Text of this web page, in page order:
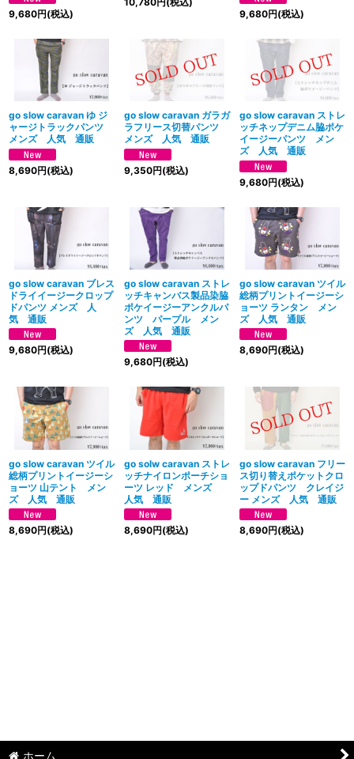
9,680円(税込) 9,680円(税込)
go slow caravan ゆ ジ
ャージトラックパンツ
メンズ 人気 通販
8,690円(税込)
go slow caravan ガラガ
ラフリース切替パンツ
メンズ 人気 通販
9,350円(税込)
go slow caravan ストレ
ッチネップデニム脇ポケ
イージーパンツ メン
ズ 人気 通販
9,680円(税込)
go slow caravan ブレス
ドライイージークロップ
ドパンツ メンズ 人
気 通販
9,680円(税込)
go slow caravan ストレ
ッチキャンバス製品染脇
ポケイージーアンクルパ
ンツ パープル メン
ズ 人気 通販
9,680円(税込)
go slow caravan ツイル
総柄プリントイージーシ
ョーツ ランタン メン
ズ 人気 通販
8,690円(税込)
go slow caravan ツイル
総柄プリントイージーシ
ョーツ 山テント メン
ズ 人気 通販
8,690円(税込)
go solw caravan ストレ
ッチナイロンポーチショ
ーツ レッド メンズ
人気 通販
8,690円(税込)
go slow caravan フリー
ス切り替えポケットクロ
ップドパンツ クレイジ
ー メンズ 人気 通販
8,690円(税込)
ホーム